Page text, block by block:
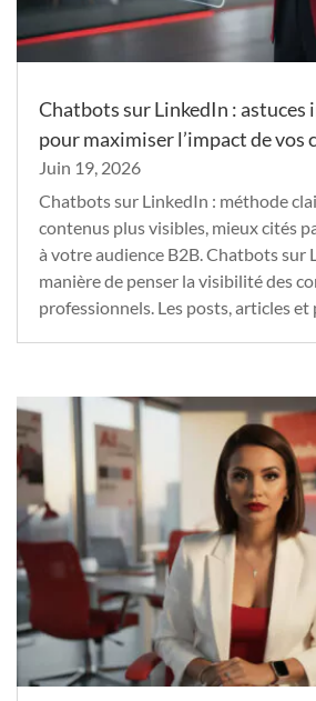
Chatbots sur LinkedIn :
pour maximiser l’impact de vos
Juin 19, 2026
Chatbots sur LinkedIn : méthode
contenus plus visibles, mieux cités
à votre audience B2B. Chatbots sur
manière de penser la visibilité des
professionnels. Les posts, articles et